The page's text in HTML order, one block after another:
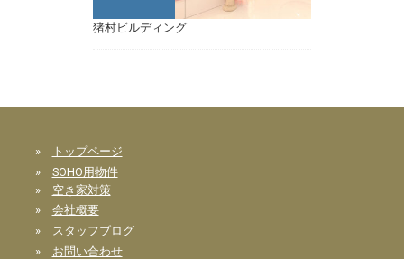
猪村ビルディング
»
トップページ
» SOHO用物件
» 空き家対策
» 会社概要
» スタッフブログ
» お問い合わせ